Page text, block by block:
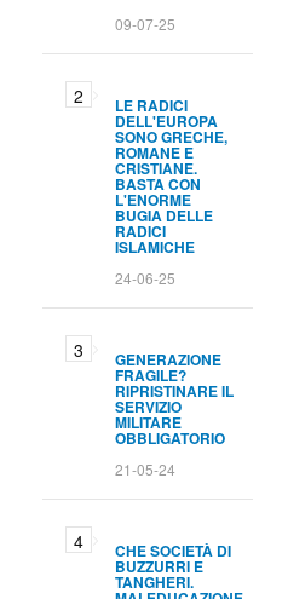
09-07-25
LE RADICI
DELL'EUROPA
SONO GRECHE,
ROMANE E
CRISTIANE.
BASTA CON
L'ENORME
BUGIA DELLE
RADICI
ISLAMICHE
24-06-25
GENERAZIONE
FRAGILE?
RIPRISTINARE IL
SERVIZIO
MILITARE
OBBLIGATORIO
21-05-24
CHE SOCIETÀ DI
BUZZURRI E
TANGHERI.